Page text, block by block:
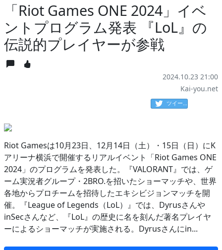
「Riot Games ONE 2024」イベ
ントプログラム発表 『LoL』の
伝説的プレイヤーが参戦
2024.10.23 21:00
Kai-you.net
ツイート
Riot Gamesは10月23日、12月14日（土）・15日（日）にK
アリーナ横浜で開催するリアルイベント「Riot Games ONE
2024」のプログラムを発表した。『VALORANT』では、ゲ
ーム実況者グループ・2BRO.を招いたショーマッチや、世界
各地からプロチームを招待したエキシビジョンマッチを開
催。『League of Legends（LoL）』では、Dyrusさんや
inSecさんなど、『LoL』の歴史に名を刻んだ著名プレイヤ
ーによるショーマッチが実施される。Dyrusさんにin...